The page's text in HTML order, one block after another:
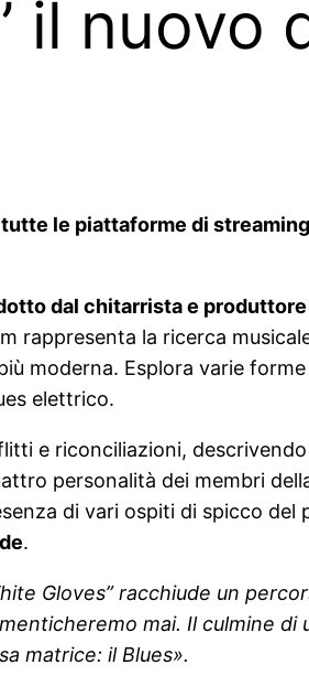
il nuovo
le piattaforme di
dal chitarrista e
rappresenta la ricerca
moderna. Esplora varie
elettrico.
e riconciliazioni,
personalità dei membri
di vari ospiti di spicco
.
Gloves” racchiude un
mai. Il culmine
matrice: il Blues».